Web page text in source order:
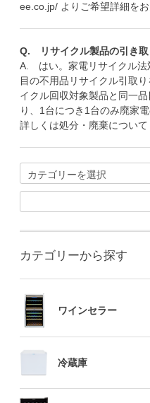
ee.co.jp/ よりご希望詳細を
Q. リサイクル製品の引き取
A. はい。家電リサイクル法
目の不用品リサイクル引取
イクル回収対象製品と同一
り、1台につき1台のみ廃家
詳しくは処分・廃棄について
カテゴリーから探す
ワインセラー
冷蔵庫